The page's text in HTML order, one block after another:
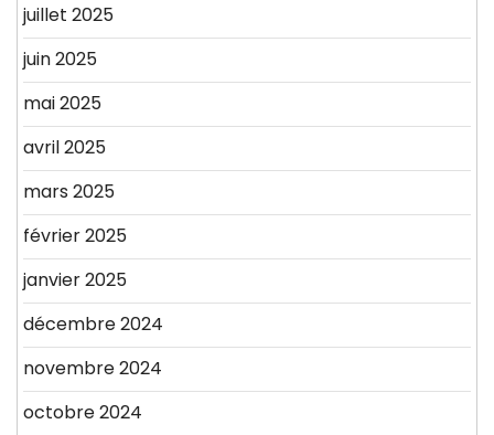
juillet 2025
juin 2025
mai 2025
avril 2025
mars 2025
février 2025
janvier 2025
décembre 2024
novembre 2024
octobre 2024